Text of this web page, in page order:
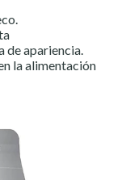
de apariencia.
la alimentación